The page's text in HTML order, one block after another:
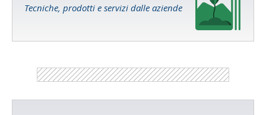
Tecniche, prodotti e servizi dalle aziende